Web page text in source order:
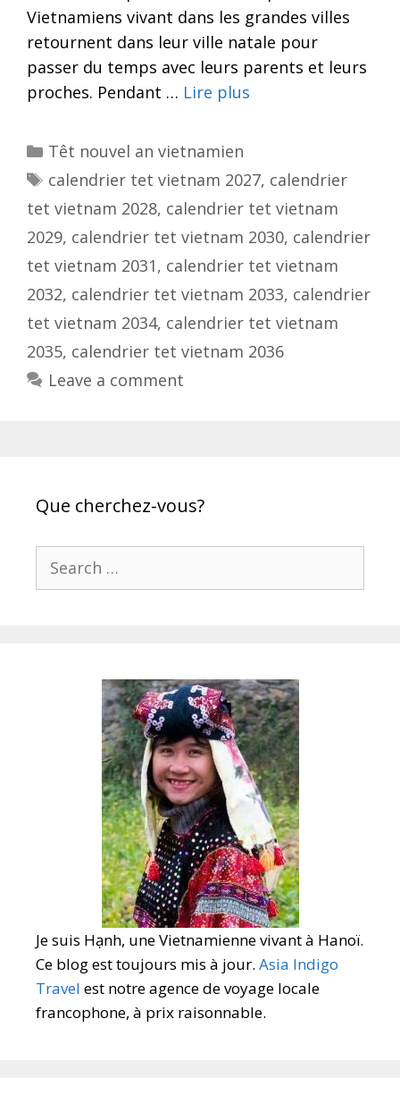
Vietnamiens vivant dans les grandes villes
retournent dans leur ville natale pour
passer du temps avec leurs parents et leurs
proches. Pendant … Lire plus
Categories
Têt nouvel an vietnamien
Tags
calendrier tet vietnam 2027, calendrier
tet vietnam 2028, calendrier tet vietnam
2029, calendrier tet vietnam 2030, calendrier
tet vietnam 2031, calendrier tet vietnam
2032, calendrier tet vietnam 2033, calendrier
tet vietnam 2034, calendrier tet vietnam
2035, calendrier tet vietnam 2036
Leave a comment
Que cherchez-vous?
Search
Je suis Hạnh, une Vietnamienne vivant à Hanoï.
Ce blog est toujours mis à jour. Asia Indigo
Travel est notre agence de voyage locale
francophone, à prix raisonnable.